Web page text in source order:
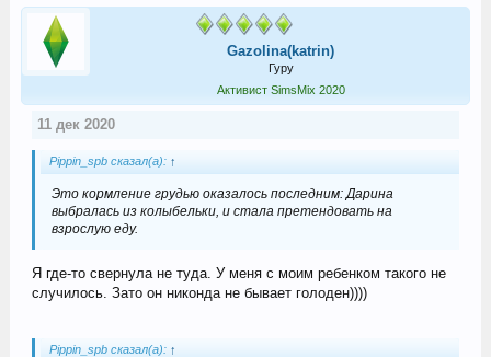
Gazolina(katrin)
Гуру
Активист SimsMix 2020
11 дек 2020
Pippin_spb сказал(а): ↑
Это кормление грудью оказалось последним: Дарина
выбралась из колыбельки, и стала претендовать на
взрослую еду.
Я где-то свернула не туда. У меня с моим ребенком такого не
случилось. Зато он никонда не бывает голоден))))
Pippin_spb сказал(а): ↑